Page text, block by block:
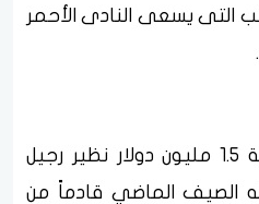
التى يسعى النادى الأحمر
وطلب الأهلى فى البداية 1.5 مليون دولار نظير رجيل
له الصيف الماضي قادماً من